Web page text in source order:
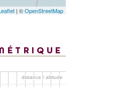
| ©OpenStreetMap
distance / altitude
distance / altitude